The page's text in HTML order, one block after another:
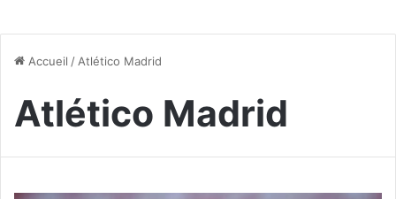
Accueil / Atlético Madrid
Atlético Madrid